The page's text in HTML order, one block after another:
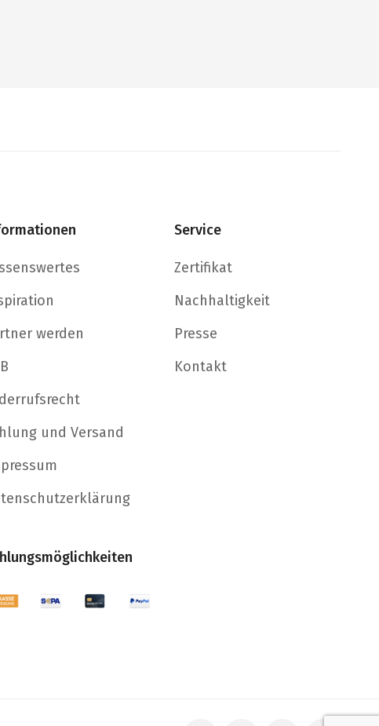
werden
und Versand
Service
Zertifikat
Nachhaltigkeit
Presse
Kontakt